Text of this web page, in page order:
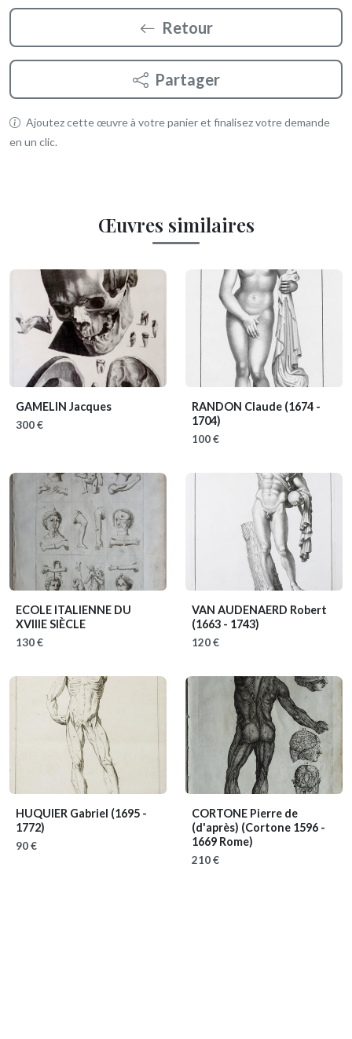
Retour
Partager
Ajoutez cette œuvre à votre panier et finalisez votre demande
en un clic.
Œuvres similaires
GAMELIN Jacques
300 €
RANDON Claude (1674 -
1704)
100 €
ECOLE ITALIENNE DU
XVIIIE SIÈCLE
130 €
VAN AUDENAERD Robert
(1663 - 1743)
120 €
HUQUIER Gabriel (1695 -
1772)
90 €
CORTONE Pierre de
(d'après) (Cortone 1596 -
1669 Rome)
210 €